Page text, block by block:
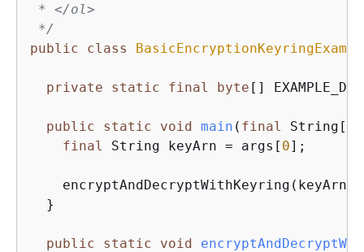
* </ol>
*/
public
class
private static final byte []
public static void main ( final
String[]
final
String keyArn = args[ 0];
    encryptAndDecryptWithKeyring(keyArn);
  }
public static void